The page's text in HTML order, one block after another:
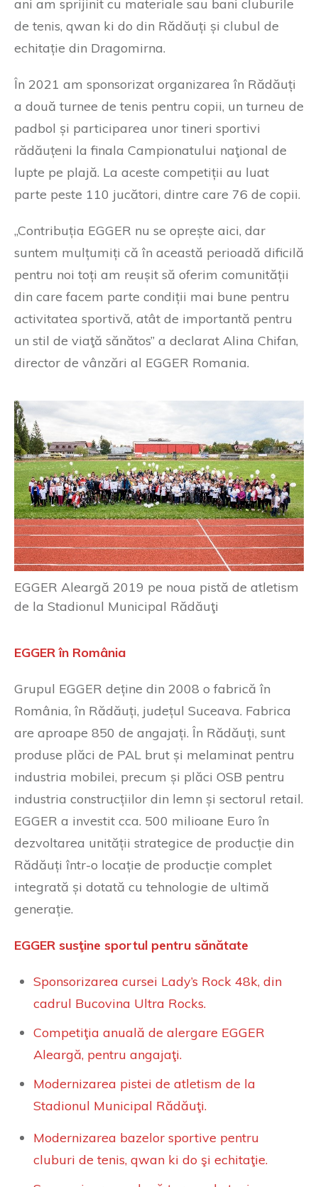
ani am sprijinit cu materiale sau bani cluburile
de tenis, qwan ki do din Rădăuți și clubul de
echitație din Dragomirna.
În 2021 am sponsorizat organizarea în Rădăuți
a două turnee de tenis pentru copii, un turneu de
padbol și participarea unor tineri sportivi
rădăuțeni la finala Campionatului naţional de
lupte pe plajă. La aceste competiții au luat
parte peste 110 jucători, dintre care 76 de copii.
„Contribuția EGGER nu se oprește aici, dar
suntem mulțumiți că în această perioadă dificilă
pentru noi toți am reușit să oferim comunității
din care facem parte condiții mai bune pentru
activitatea sportivă, atât de importantă pentru
un stil de viaţă sănătos” a declarat Alina Chifan,
director de vânzări al EGGER Romania.
EGGER Aleargă 2019 pe noua pistă de atletism
de la Stadionul Municipal Rădăuţi
EGGER în România
Grupul EGGER deține din 2008 o fabrică în
România, în Rădăuți, județul Suceava. Fabrica
are aproape 850 de angajați. În Rădăuți, sunt
produse plăci de PAL brut și melaminat pentru
industria mobilei, precum și plăci OSB pentru
industria construcțiilor din lemn și sectorul retail.
EGGER a investit cca. 500 milioane Euro în
dezvoltarea unității strategice de producție din
Rădăuți într-o locație de producție complet
integrată și dotată cu tehnologie de ultimă
generație.
EGGER susţine sportul pentru sănătate
Sponsorizarea cursei Lady’s Rock 48k, din
cadrul Bucovina Ultra Rocks.
Competiţia anuală de alergare EGGER
Aleargă, pentru angajaţi.
Modernizarea pistei de atletism de la
Stadionul Municipal Rădăuţi.
Modernizarea bazelor sportive pentru
cluburi de tenis, qwan ki do şi echitaţie.